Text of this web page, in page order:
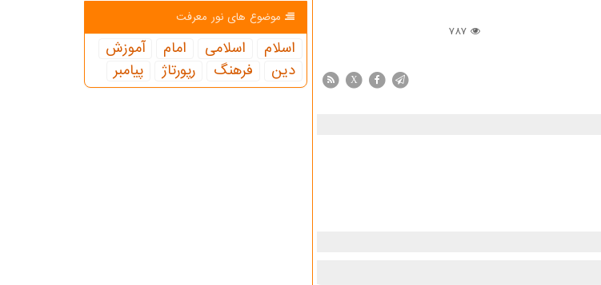
787
X
موضوع های نور معرفت
اسلام اسلامی امام
آموزش
دین
فرهنگ رپورتاژ پیامبر